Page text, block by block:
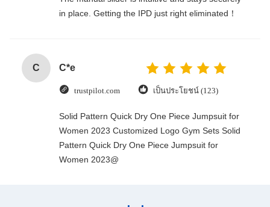
in place. Getting the IPD just right eliminated！
C C*e
trustpilot.com เป็นประโยชน์ (123)
Solid Pattern Quick Dry One Piece Jumpsuit for
Women 2023 Customized Logo Gym Sets Solid
Pattern Quick Dry One Piece Jumpsuit for
Women 2023@